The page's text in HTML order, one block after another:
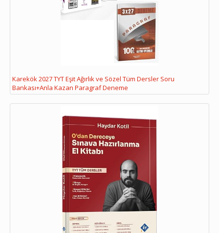
Karekök 2027 TYT Eşit Ağırlık ve Sözel Tüm Dersler Soru
Bankası+Anla Kazan Paragraf Deneme